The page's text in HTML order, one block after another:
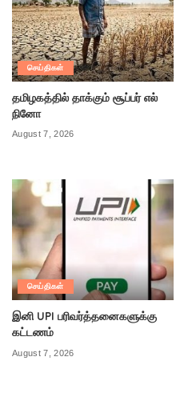
செய்திகள்
தமிழகத்தில் தாக்கும் சூப்பர் எல்
நினோ
August 7, 2026
செய்திகள்
இனி UPI பரிவர்த்தனைகளுக்கு
கட்டணம்
August 7, 2026